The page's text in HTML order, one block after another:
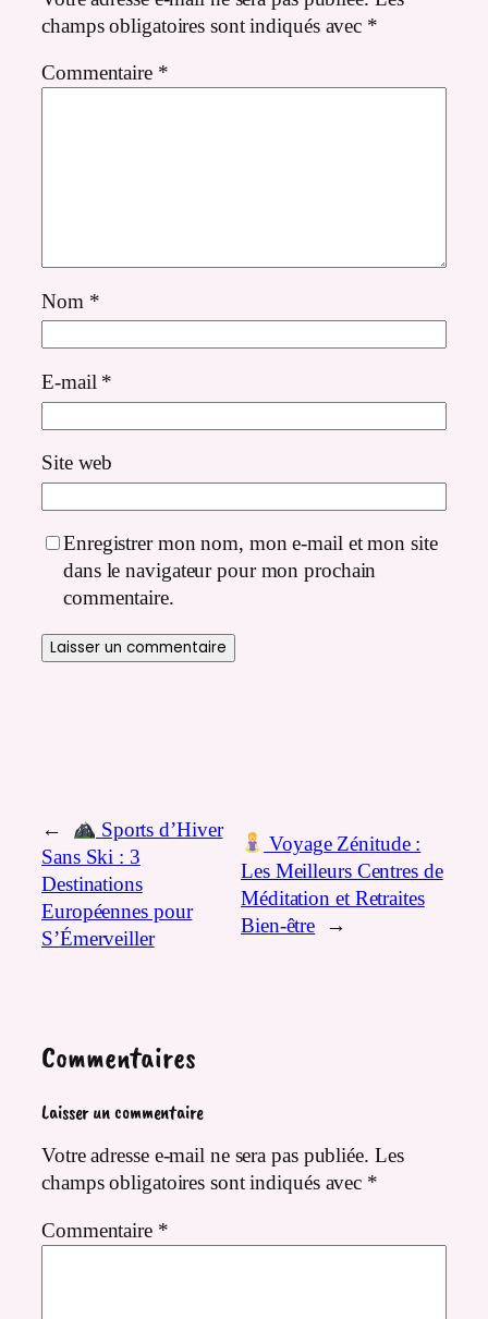
champs obligatoires sont indiqués avec *
Commentaire *
Nom *
E-mail *
Site web
Enregistrer mon nom, mon e-mail et mon site
dans le navigateur pour mon prochain
commentaire.
←
Sports d’Hiver
Sans Ski : 3
Destinations
Européennes pour
S’Émerveiller
Voyage Zénitude :
Les Meilleurs Centres de
Méditation et Retraites
Bien-être
→
Commentaires
Laisser un commentaire
Votre adresse e-mail ne sera pas publiée. Les
champs obligatoires sont indiqués avec *
Commentaire *